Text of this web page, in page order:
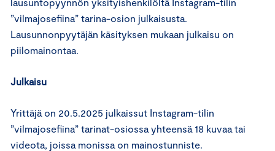
”vilmajosefiina” tarina-osion julkaisusta.
Lausunnonpyytäjän käsityksen mukaan julkaisu on
piilomainontaa.
Julkaisu
Yrittäjä on 20.5.2025 julkaissut Instagram-tilin
”vilmajosefiina” tarinat-osiossa yhteensä 18 kuvaa tai
videota, joissa monissa on mainostunniste.